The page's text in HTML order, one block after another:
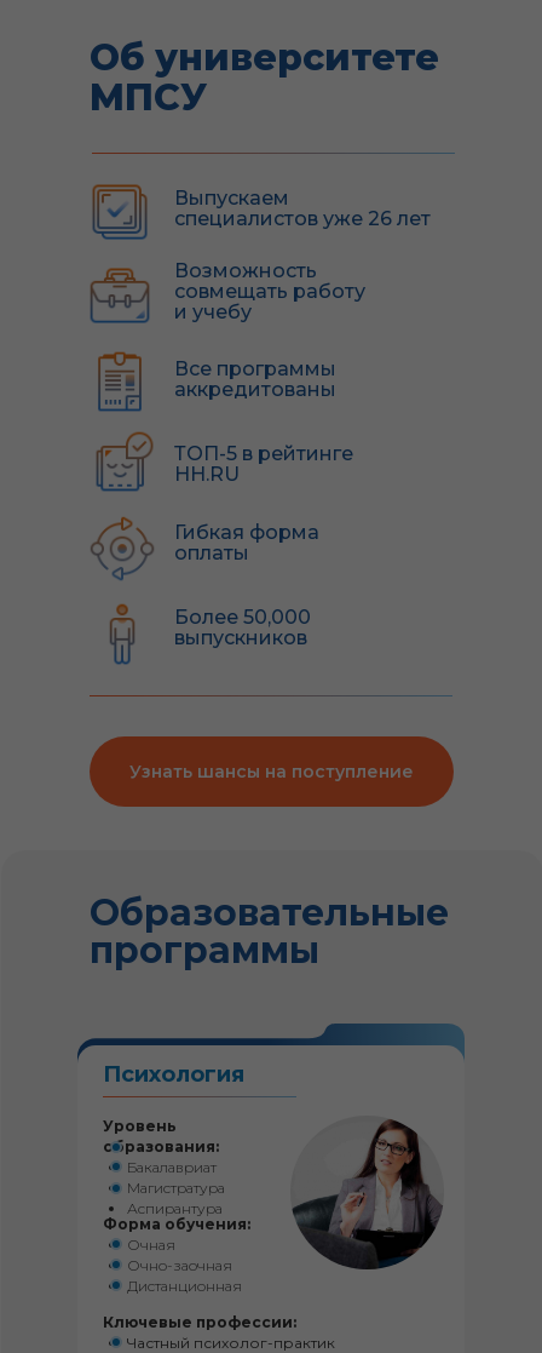
Об университете
МПСУ
Более 50,000
выпускников
Все программы
аккредитованы
Гибкая форма
оплаты
ТОП-5 в рейтинге
HH.RU
Возможность
совмещать работу
и учебу
Выпускаем
специалистов уже 26 лет
Узнать шансы на поступление
Образовательные
программы
Психология
Уровень
образования:
Бакалавриат
Магистратура
Аспирантура
Форма обучения:
Очная
Очно-заочная
Дистанционная
Ключевые профессии:
Частный психолог-практик